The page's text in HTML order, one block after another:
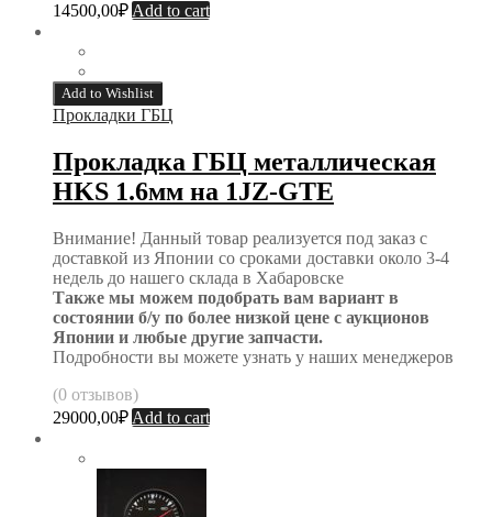
14500,00₽ Add to cart
Add to Wishlist
Прокладки ГБЦ
Прокладка ГБЦ металлическая
HKS 1.6мм на 1JZ-GTE
Внимание! Данный товар реализуется под заказ с
доставкой из Японии со сроками доставки около 3-4
недель до нашего склада в Хабаровске
Также мы можем подобрать вам вариант в
состоянии б/у по более низкой цене с аукционов
Японии и любые другие запчасти.
Подробности вы можете узнать у наших менеджеров
(0 отзывов)
29000,00₽ Add to cart